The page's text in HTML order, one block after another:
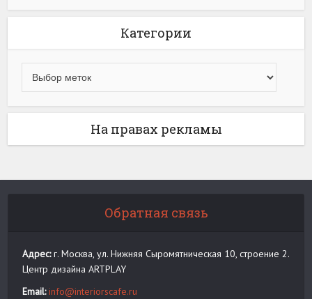
Категории
На правах рекламы
Обратная связь
Адрес:г. Москва, ул. Нижняя Сыромятническая 10, строение 2.
Центр дизайна ARTPLAY
Email: info@interiorscafe.ru